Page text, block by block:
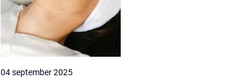
04 september 2025